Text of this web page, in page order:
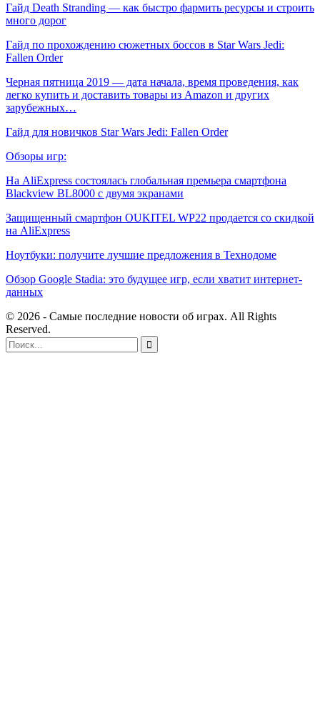
Гайд Death Stranding — как быстро фармить ресурсы и строить
много дорог
Гайд по прохождению сюжетных боссов в Star Wars Jedi:
Fallen Order
Черная пятница 2019 — дата начала, время проведения, как
легко купить и доставить товары из Amazon и других
зарубежных…
Гайд для новичков Star Wars Jedi: Fallen Order
Обзоры игр:
На AliExpress состоялась глобальная премьера смартфона
Blackview BL8000 с двумя экранами
Защищенный смартфон OUKITEL WP22 продается со скидкой
на AliExpress
Ноутбуки: получите лучшие предложения в Технодоме
Обзор Google Stadia: это будущее игр, если хватит интернет-
данных
© 2026 - Самые последние новости об играх. All Rights
Reserved.